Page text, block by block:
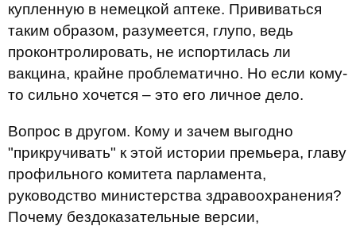
купленную в немецкой аптеке. Прививаться
таким образом, разумеется, глупо, ведь
проконтролировать, не испортилась ли
вакцина, крайне проблематично. Но если кому-
то сильно хочется – это его личное дело.
Вопрос в другом. Кому и зачем выгодно
"прикручивать" к этой истории премьера, главу
профильного комитета парламента,
руководство министерства здравоохранения?
Почему бездоказательные версии,